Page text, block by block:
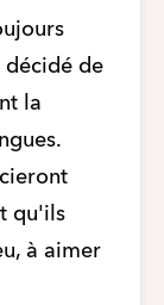
décidé de
la
qu'ils
à aimer